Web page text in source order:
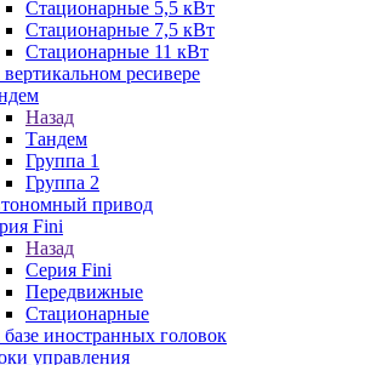
Стационарные 5,5 кВт
Стационарные 7,5 кВт
Стационарные 11 кВт
ресивере
Назад
Тандем
Группа 1
Группа 2
привод
Fini
Назад
Серия Fini
Передвижные
Стационарные
иностранных головок
управления